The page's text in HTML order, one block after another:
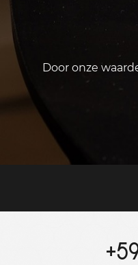
Door onze
+